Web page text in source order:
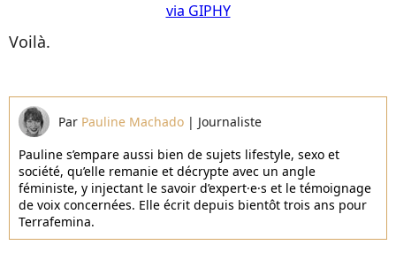
via GIPHY
Voilà.
Par Pauline Machado | Journaliste
Pauline s’empare aussi bien de sujets lifestyle, sexo et
société, qu’elle remanie et décrypte avec un angle
féministe, y injectant le savoir d’expert·e·s et le témoignage
de voix concernées. Elle écrit depuis bientôt trois ans pour
Terrafemina.